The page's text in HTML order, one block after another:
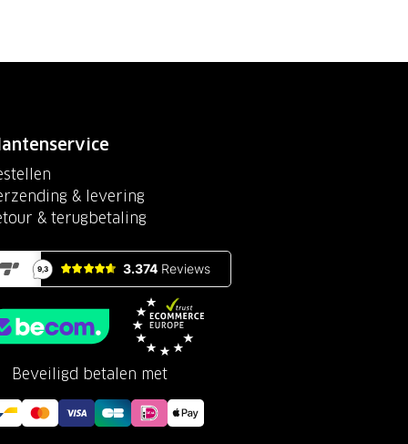
& levering
& terugbetaling
Beveiligd betalen met